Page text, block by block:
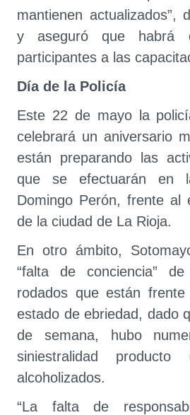
mantienen actualizados”,
y aseguró que
participantes a las
Día de la Policía
Este 22 de mayo la
celebrará un aniversario
están preparando las
que se efectuarán en
Domingo Perón, frente al
de la ciudad de La Rioja.
En otro ámbito,
“falta de conciencia”
rodados que están
estado de ebriedad, dado
de semana, hubo
siniestralidad producto
alcoholizados.
“La falta de